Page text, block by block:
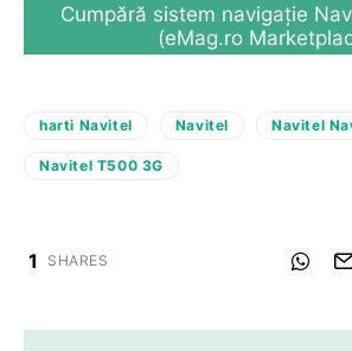
Cumpără sistem navigație
(eMag.ro
harti Navitel Navitel Navitel
Navitel T500 3G
1 SHARES